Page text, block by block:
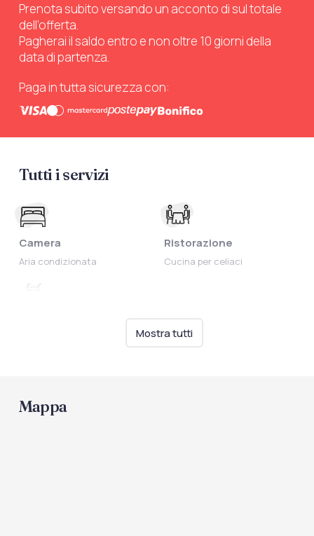
Prenota subito versando un acconto di sul totale
dell’offerta.
Pagherai il saldo entro e non oltre 10 giorni della
data di partenza.
Paga in tutta sicurezza con:
Tutti i servizi
Camera
Aria condizionata
Ristorazione
Cucina per celiaci
Mostra tutti
Mappa